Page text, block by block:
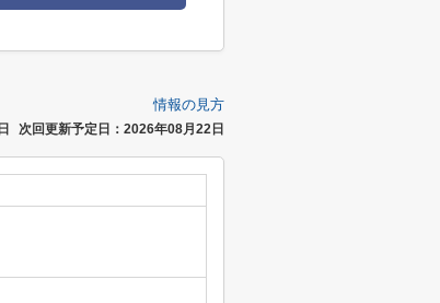
情報の見方
次回更新予定日：2026年08月22日